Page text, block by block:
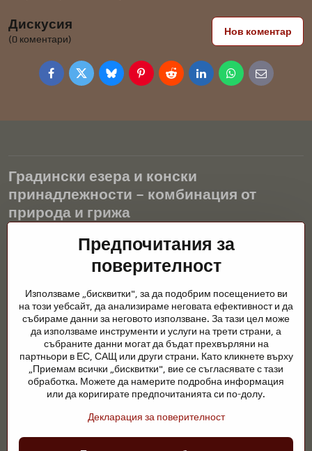
Дискусия
(0 коментари)
Нов коментар
FacebookTwitterBlueskyPinterestRedditLinkedInWhatsApp
E-
mail
Градински езера и конски
принадлежности – комбинация от
природа и грижа
Градинските езера са красиво допълнение към всеки екстериор
и създават хармонична среда за релаксация и живот на водните
животни. Правилната технология, филтрацията и редовната
през цялата година. Също толкова важна е грижата за
животните, които са част от нашия живот.
Конете се нуждаят от висококачествени конски принадлежности,
правилно хранене и отговорни грижи, за да бъдат здрави, силни
и доволни. Независимо дали става въпрос за екипировка за
ездачи, развъдчици или любители на природата, целта е да се
създаде среда, която подкрепя естествения баланс,
Предпочитания за
поверителност
Използваме „бисквитки", за да подобрим посещението ви
на този уебсайт, да анализираме неговата ефективност и да
събираме данни за неговото използване. За тази цел може
да използваме инструменти и услуги на трети страни, а
събраните данни могат да бъдат прехвърляни на
партньори в ЕС, САЩ или други страни. Като кликнете върху
„Приемам всички „бисквитки", вие се съгласявате с тази
обработка. Можете да намерите подробна информация
или да коригирате предпочитанията си по-долу.
Декларация за поверителност